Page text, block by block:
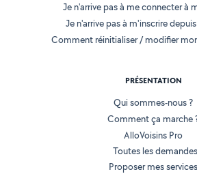
Je n'arrive pas à me connecter à
Je n'arrive pas à m'inscrire
Comment réinitialiser / modifier
PRÉSENTATION
Qui sommes-nous ?
Comment ça marche
AlloVoisins Pro
Toutes les demandes
Proposer mes services